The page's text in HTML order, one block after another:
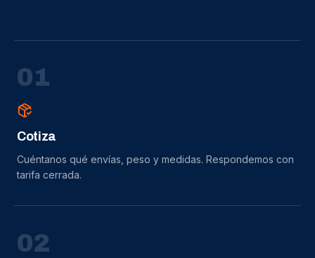
01
Cotiza
Cuéntanos qué envías, peso y medidas. Respondemos con
tarifa cerrada.
02